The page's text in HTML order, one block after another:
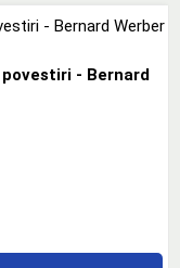
- Bernard